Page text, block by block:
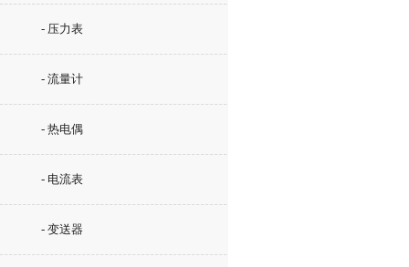
- 压力表
- 流量计
- 热电偶
- 电流表
- 变送器